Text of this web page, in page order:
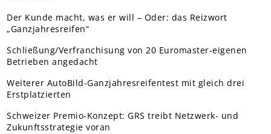
Der Kunde macht, was er will – Oder: das Reizwort
„Ganzjahresreifen“
Schließung/Verfranchisung von 20 Euromaster-eigenen
Betrieben angedacht
Weiterer AutoBild-Ganzjahresreifentest mit gleich drei
Erstplatzierten
Schweizer Premio-Konzept: GRS treibt Netzwerk- und
Zukunftsstrategie voran